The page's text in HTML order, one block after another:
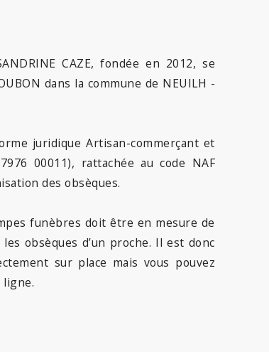
CAZE, fondée en 2012, se
dans la commune de NEUILH -
juridique Artisan-commerçant et
00011), rattachée au code NAF
des obsèques.
funèbres doit être en mesure de
obsèques d’un proche. Il est donc
sur place mais vous pouvez